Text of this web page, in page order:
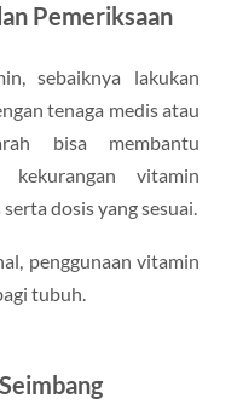
Pemeriksaan
sebaiknya lakukan
tenaga medis atau
bisa membantu
vitamin
dosis yang sesuai.
penggunaan vitamin
tubuh.